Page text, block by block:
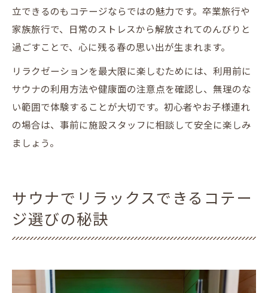
立できるのもコテージならではの魅力です。卒業旅行や
家族旅行で、日常のストレスから解放されてのんびりと
過ごすことで、心に残る春の思い出が生まれます。
リラクゼーションを最大限に楽しむためには、利用前に
サウナの利用方法や健康面の注意点を確認し、無理のな
い範囲で体験することが大切です。初心者やお子様連れ
の場合は、事前に施設スタッフに相談して安全に楽しみ
ましょう。
サウナでリラックスできるコテー
ジ選びの秘訣